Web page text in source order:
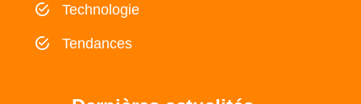
Technologie
Tendances